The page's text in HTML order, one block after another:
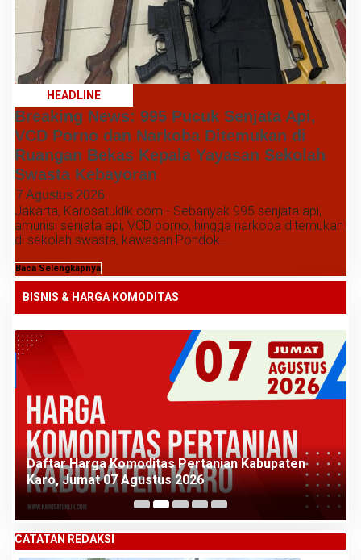
HEADLINE
Breaking News: 995 Pucuk Senjata Api,
VCD Porno dan Narkoba Ditemukan di
Ruangan Bekas Kepala Yayasan Sekolah
Swasta Kebayoran
7 Agustus 2026
Jakarta, Karosatuklik.com - Sebanyak 995 senjata api,
amunisi senjata api, VCD porno, hingga narkoba ditemukan
di sekolah swasta, kawasan Pondok...
Baca Selengkapnya
BISNIS & HARGA KOMODITAS
Daftar Harga Komoditas Pertanian Kabupaten
Karo, Jumat 07 Agustus 2026
CATATAN REDAKSI